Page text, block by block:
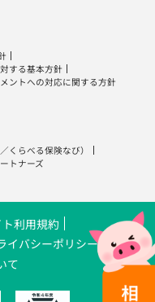
する基本方針
ントへの対応に関する方針
／ くらべる保険なび）
トナーズ
利用規約
イバシーポリシー
て